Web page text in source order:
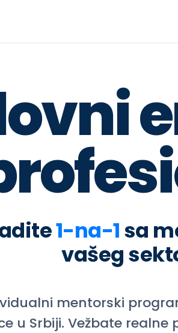
1-na-1sa
vašeg
mentorski
u Srbiji. Vežbate